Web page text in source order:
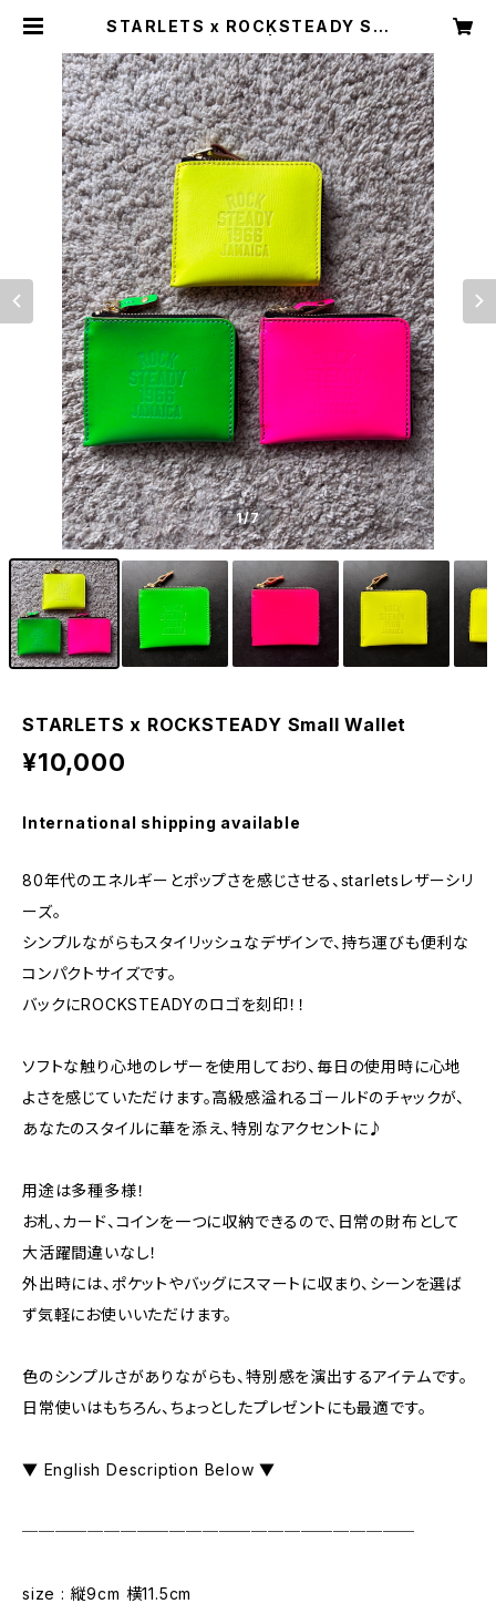
STARLETS x ROCKSTEADY Sm
1/7
STARLETS x ROCKSTEADY Small Wallet
¥10,000
International shipping available
80年代のエネルギーとポップさを感じさせる、starletsレザーシリ
ーズ。
シンプルながらもスタイリッシュなデザインで、持ち運びも便利な
コンパクトサイズです。
バックにROCKSTEADYのロゴを刻印！！
ソフトな触り心地のレザーを使用しており、毎日の使用時に心地
よさを感じていただけます。高級感溢れるゴールドのチャックが、
あなたのスタイルに華を添え、特別なアクセントに♪
用途は多種多様！
お札、カード、コインを一つに収納できるので、日常の財布として
大活躍間違いなし！
外出時には、ポケットやバッグにスマートに収まり、シーンを選ば
ず気軽にお使いいただけます。
色のシンプルさがありながらも、特別感を演出するアイテムです。
日常使いはもちろん、ちょっとしたプレゼントにも最適です。
▼ English Description Below ▼
────────────────────────
size : 縦9cm 横11.5cm